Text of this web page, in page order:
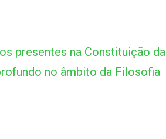
presentes na Constituição da
no âmbito da Filosofia